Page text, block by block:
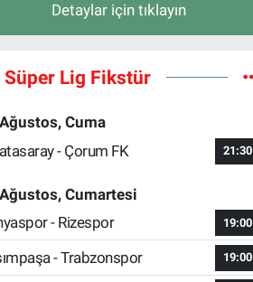
Detaylar için tıklayın
Süper Lig Fikstür
Cuma
- Çorum FK
21:30
Cumartesi
- Rizespor
19:00
- Trabzonspor 19:00